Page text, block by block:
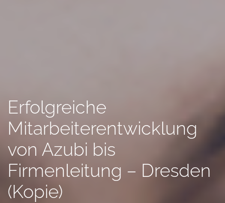
Erfolgreiche
Mitarbeiterentwicklung
von Azubi bis
Firmenleitung – Dresden
(Kopie)